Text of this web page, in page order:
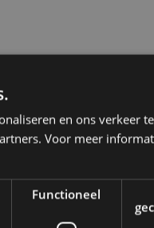
en ons verkeer
Voor meer
Functioneel